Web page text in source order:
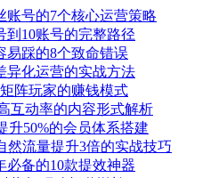
账号的7个核心运营策略
到10账号的完整路径
易踩的8个致命错误
异化运营的实战方法
阵玩家的赚钱模式
互动率的内容形式解析
升50%的会员体系搭建
然流量提升3倍的实战技巧
必备的10款提效神器